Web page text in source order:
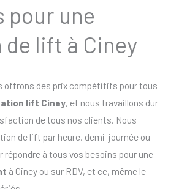
pour une
lift à Ciney
offrons des prix compétitifs pour tous
lift Ciney, et nous travaillons dur
de tous nos clients. Nous
de lift par heure, demi-journée ou
répondre à tous vos besoins pour une
à Ciney ou sur RDV, et ce, même le